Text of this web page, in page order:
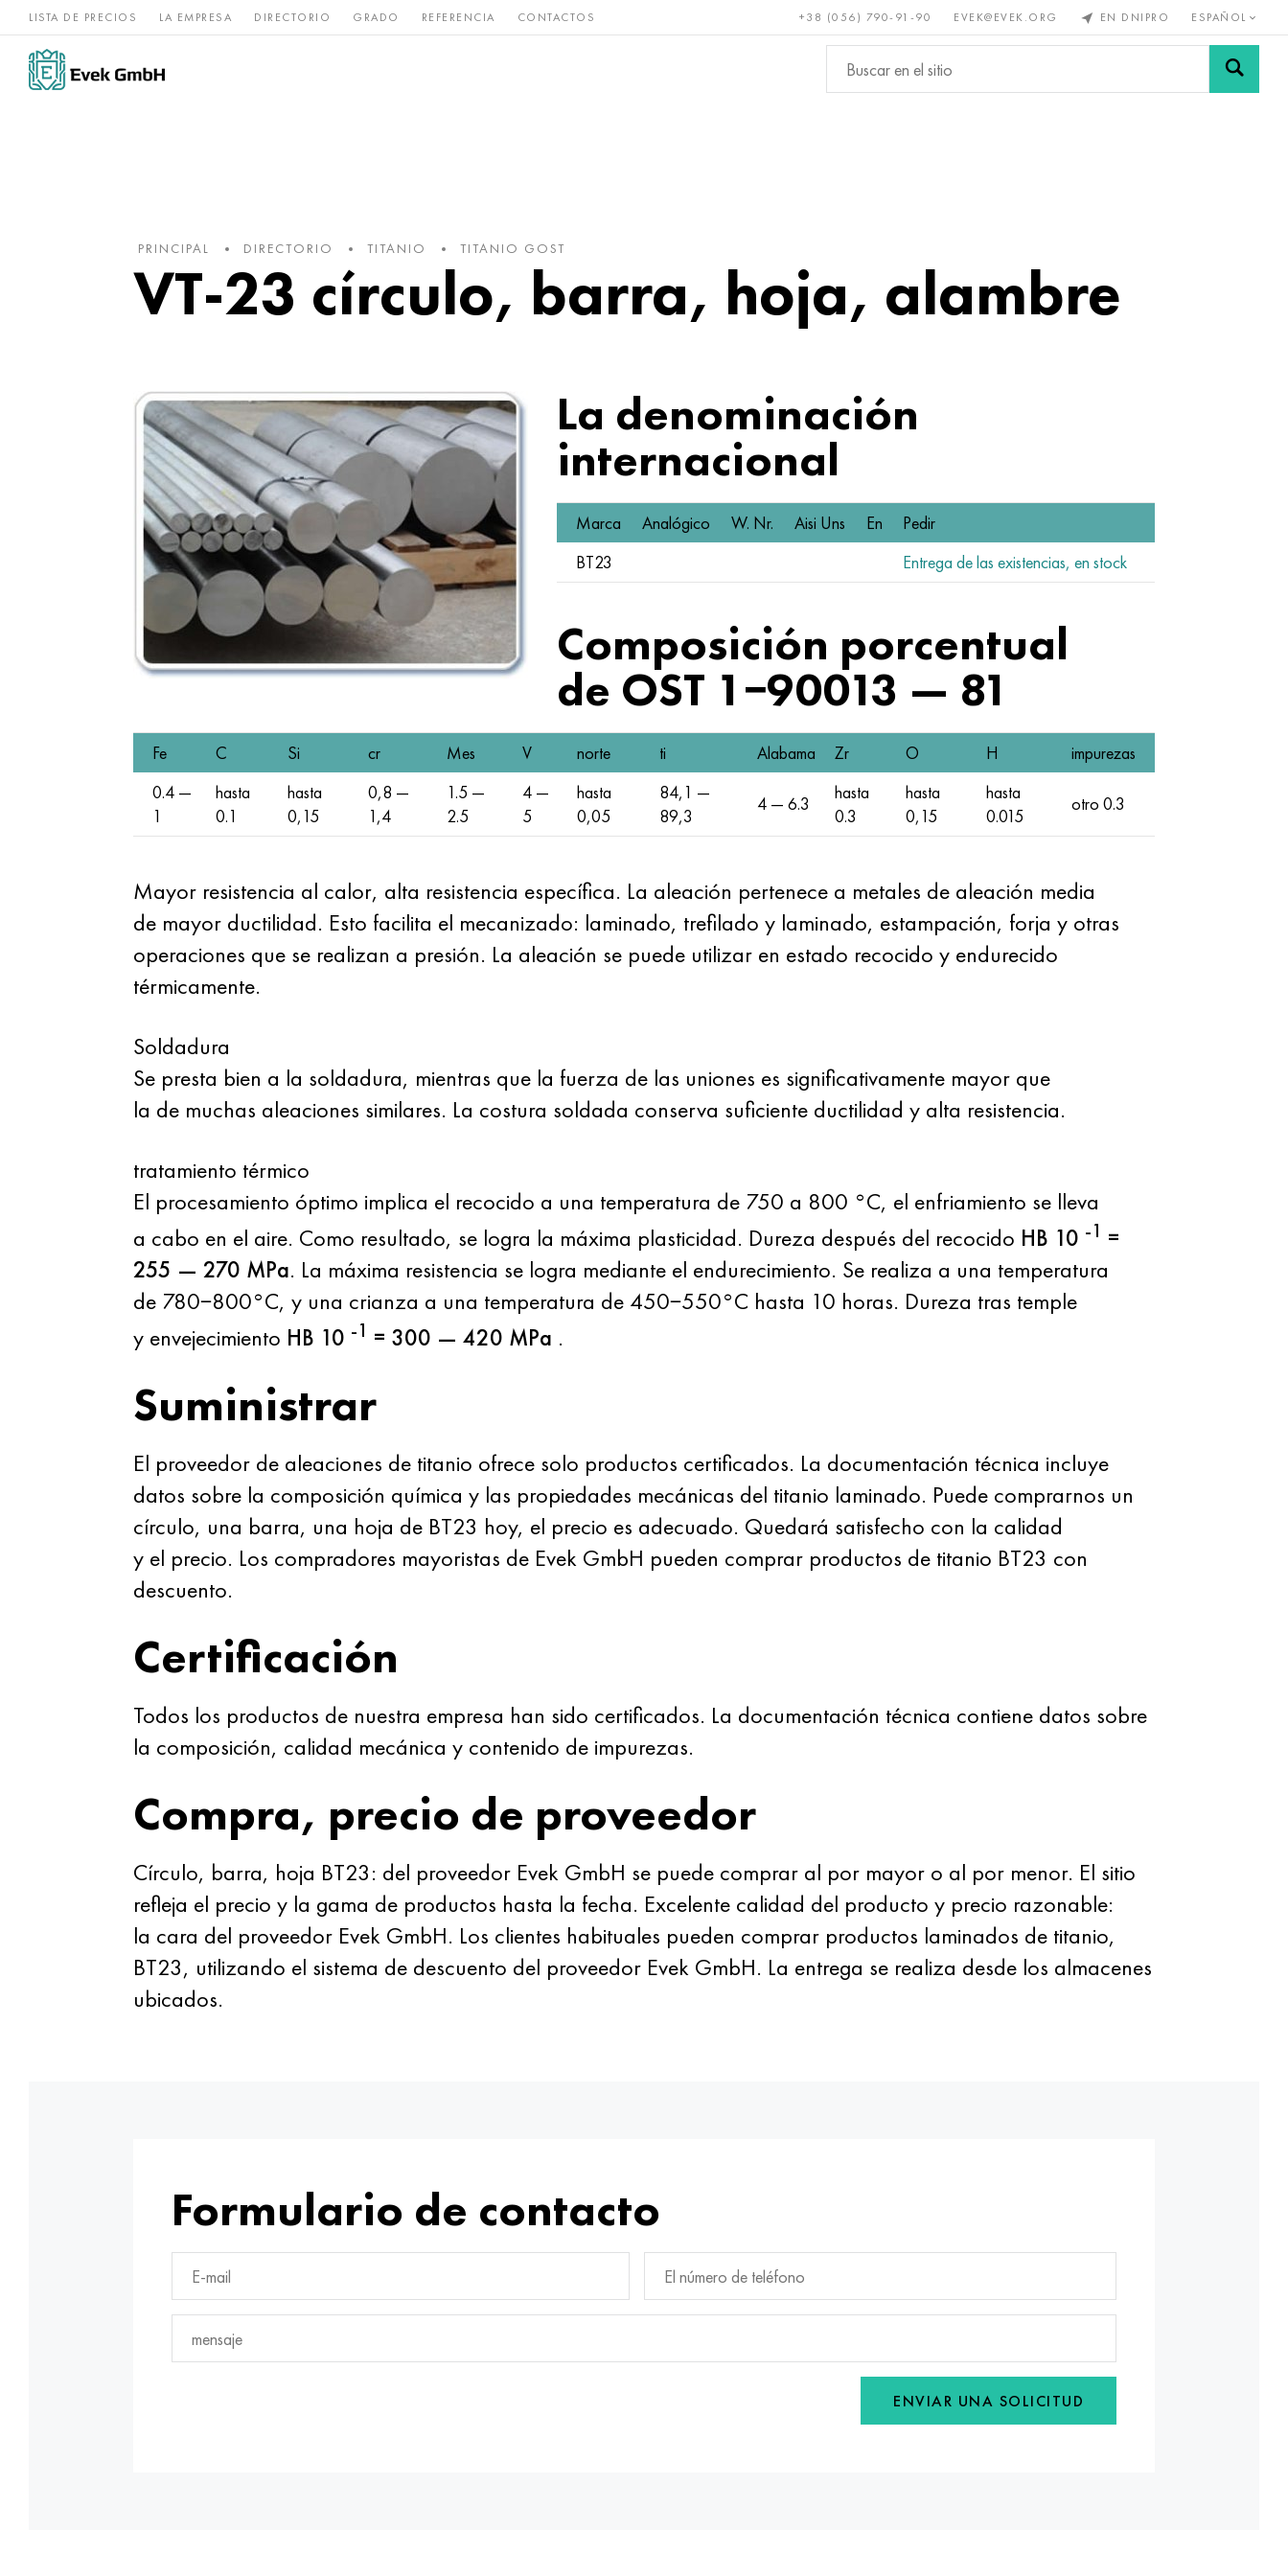
LISTA DE PRECIOS LA EMPRESA DIRECTORIO GRADO REFERENCIA CONTACTOS +38 (056) 790-91-90 EVEK@EVEK.ORG EN DNIPRO ESPAÑOL
Aleaciones de
níquel
acero Raro y Bronce, cobre, Metales no
ferrosos
Aleación de Mallas y
PRINCIPAL DIRECTORIO TITANIO TITANIO GOST
VT-23 círculo, barra, hoja, alambre
La denominación
internacional
Marca Analógico W. Nr. Aisi Uns En
Pedir
ВТ23
Entrega de las existencias, en stock
Composición porcentual
de OST 1−90013 — 81
Fe C Si cr Mes V norte ti Alabama Zr O H
impurezas
0.4 —
1
hasta
0.1
hasta
0,15
0,8 —
1,4
1.5 —
2.5
4 —
5
hasta
0,05
84,1 —
89,3
4 — 6.3
hasta
0.3
hasta
0,15
hasta
0.015
otro 0.3
Mayor resistencia al calor, alta resistencia específica. La aleación pertenece a metales de aleación media
de mayor ductilidad. Esto facilita el mecanizado: laminado, trefilado y laminado, estampación, forja y otras
operaciones que se realizan a presión. La aleación se puede utilizar en estado recocido y endurecido
térmicamente.
Soldadura
Se presta bien a la soldadura, mientras que la fuerza de las uniones es significativamente mayor que
la de muchas aleaciones similares. La costura soldada conserva suficiente ductilidad y alta resistencia.
tratamiento térmico
El procesamiento óptimo implica el recocido a una temperatura de 750 a 800 °C, el enfriamiento se lleva
a cabo en el aire. Como resultado, se logra la máxima plasticidad. Dureza después del recocido HB 10 -1 =
255 — 270 MPa. La máxima resistencia se logra mediante el endurecimiento. Se realiza a una temperatura
de 780−800°C, y una crianza a una temperatura de 450−550°C hasta 10 horas. Dureza tras temple
y envejecimiento HB 10 -1 = 300 — 420 MPa .
Suministrar
El proveedor de aleaciones de titanio ofrece solo productos certificados. La documentación técnica incluye
datos sobre la composición química y las propiedades mecánicas del titanio laminado. Puede comprarnos un
círculo, una barra, una hoja de BT23 hoy, el precio es adecuado. Quedará satisfecho con la calidad
y el precio. Los compradores mayoristas de Evek GmbH pueden comprar productos de titanio BT23 con
descuento.
Certificación
Todos los productos de nuestra empresa han sido certificados. La documentación técnica contiene datos sobre
la composición, calidad mecánica y contenido de impurezas.
Compra, precio de proveedor
Círculo, barra, hoja BT23: del proveedor Evek GmbH se puede comprar al por mayor o al por menor. El sitio
refleja el precio y la gama de productos hasta la fecha. Excelente calidad del producto y precio razonable:
la cara del proveedor Evek GmbH. Los clientes habituales pueden comprar productos laminados de titanio,
BT23, utilizando el sistema de descuento del proveedor Evek GmbH. La entrega se realiza desde los almacenes
ubicados.
Formulario de contacto
ENVIAR UNA SOLICITUD